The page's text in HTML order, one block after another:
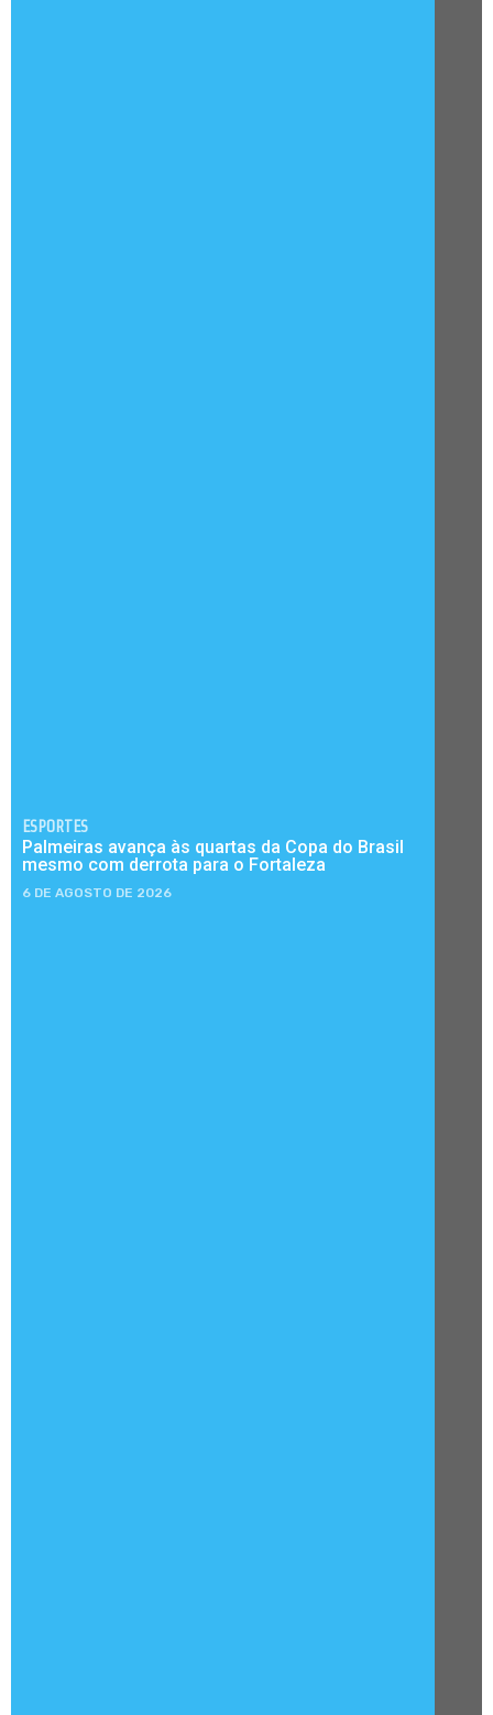
ESPORTES
Palmeiras avança às quartas da Copa do Brasil
mesmo com derrota para o Fortaleza
6 DE AGOSTO DE 2026